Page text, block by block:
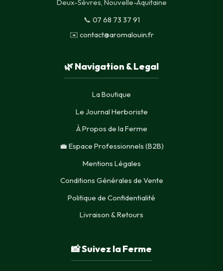
Deux-Sèvres, Nouvelle-Aquitaine
📞 07 68 73 37 91
✉️ contact@aromalouin.fr
🌿 Navigation & Legal
La Boutique
Le Journal Herboriste
À Propos de la Ferme
💼 Espace Professionnels (B2B)
Mentions Légales
Conditions Générales de Vente
Politique de Confidentialité
Livraison & Retours
📸 Suivez la Ferme